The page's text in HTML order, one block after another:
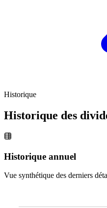
Historique
Historique des
Historique annuel
Vue synthétique des derniers